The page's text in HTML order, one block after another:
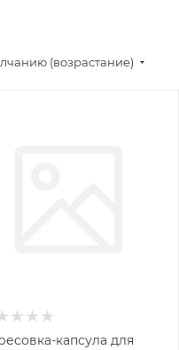
(возрастание)
капсула для